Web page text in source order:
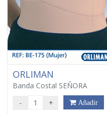
ORLIMAN
Banda Costal SEÑORA
- + Añadir